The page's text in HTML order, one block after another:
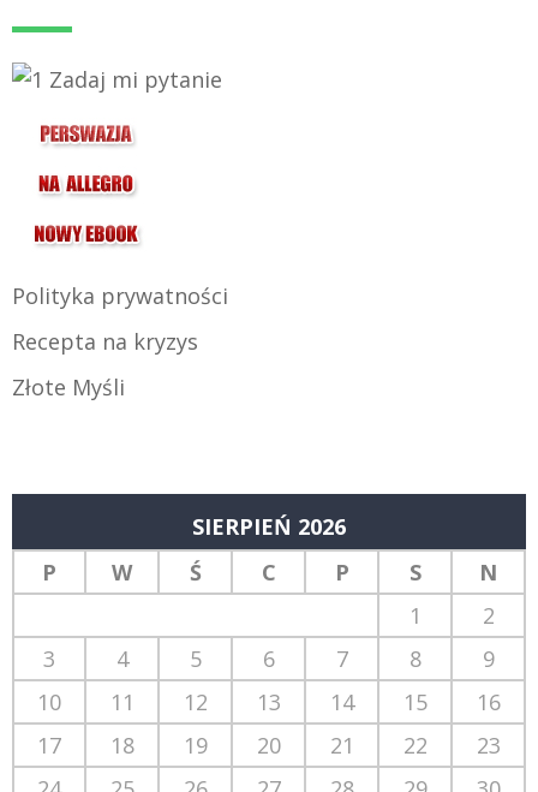
Polityka prywatności
Recepta na kryzys
Złote Myśli
SIERPIEŃ 2026
P
W Ś C P S N
1
2
3
4 5 6 7 8
9
10
11 12 13 14 15
16
17
18 19 20 21 22
23